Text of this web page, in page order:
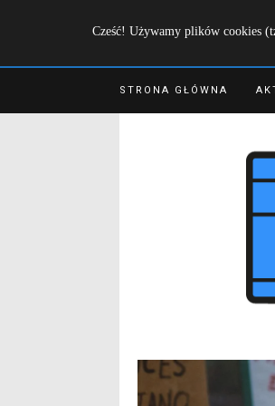
Cześć! Używamy plików cookies
STRONA GŁÓWNA